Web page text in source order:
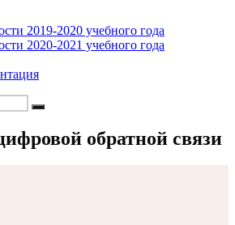
2019-2020 учебного года
2020-2021 учебного года
Поиск
обратной связи